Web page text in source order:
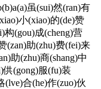
虽(sui)然(ran)有
小(xiao)的(de)赞
构(gou)成(cheng)营
(zan)助(zhu)费(fei)来
助(zhu)商(shang)中
供(gong)服(fu)装
(lve)合(he)作(zuo)伙